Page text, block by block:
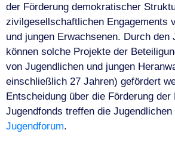
der Förderung demokratischer
zivilgesellschaftlichen Engagements
und jungen Erwachsenen. Durch den
können solche Projekte der
von Jugendlichen und jungen
einschließlich 27 Jahren) gefördert
Entscheidung über die Förderung
Jugendfonds treffen die Jugendlichen
Jugendforum.